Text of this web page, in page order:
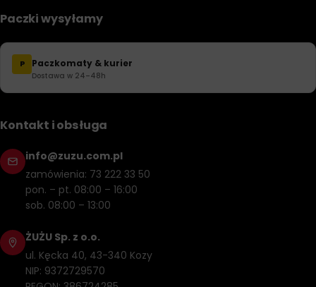
Paczki wysyłamy
P Paczkomaty & kurier
Dostawa w 24–48h
Kontakt i obsługa
info@zuzu.com.pl
zamówienia: 73 222 33 50
pon. – pt. 08:00 – 16:00
sob. 08:00 – 13:00
ŻUŻU Sp. z o.o.
ul. Kęcka 40, 43-340 Kozy
NIP: 9372729570